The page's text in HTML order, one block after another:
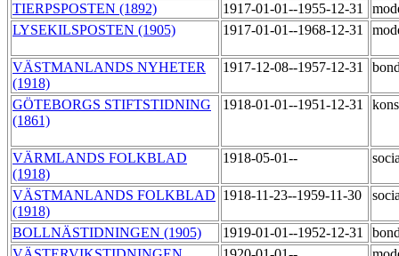
TIERPSPOSTEN (1892) 1917-01-01--1955-12-31
LYSEKILSPOSTEN (1905)
1917-01-01--1968-12-31
VÄSTMANLANDS NYHETER
(1918)
1917-12-08--1957-12-31
GÖTEBORGS STIFTSTIDNING
(1861)
1918-01-01--1951-12-31
VÄRMLANDS FOLKBLAD
(1918)
1918-05-01--
VÄSTMANLANDS FOLKBLAD
(1918)
1918-11-23--1959-11-30
BOLLNÄSTIDNINGEN (1905) 1919-01-01--1952-12-31